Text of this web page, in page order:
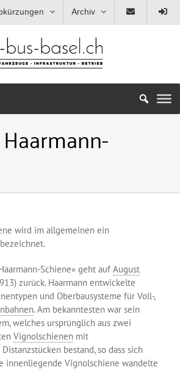
Archiv
Haarmann-
wird im allgemeinen ein
Schiene» geht auf August
zurück. Haarmann entwickelte
und Oberbausysteme für Voll-,
. Am bekanntesten war sein
welches ursprünglich aus zwei
Vignolschienenmit
bestand, so dass sich
innenliegende Vignolschiene wandelte